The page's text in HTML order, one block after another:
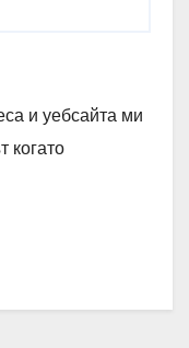
и уебсайта ми
когато